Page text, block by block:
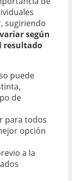
sugiriendo
según
resultado
puede
de
para todos
opción
a la